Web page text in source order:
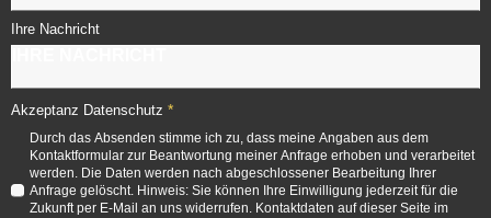
Ihre Nachricht
Akzeptanz Datenschutz *
Durch das Absenden stimme ich zu, dass meine Angaben aus dem
Kontaktformular zur Beantwortung meiner Anfrage erhoben und verarbeitet
werden. Die Daten werden nach abgeschlossener Bearbeitung Ihrer
Anfrage gelöscht. Hinweis: Sie können Ihre Einwilligung jederzeit für die
Zukunft per E-Mail an uns widerrufen. Kontaktdaten auf dieser Seite im